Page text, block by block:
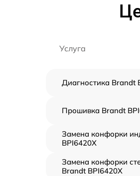
Услуга
Диагностика Brandt
Прошивка Brandt
Замена конфорки
BPI6420X
Замена конфорки
Brandt BPI6420X